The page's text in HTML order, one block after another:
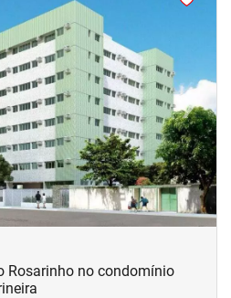
›Next
Rosarinho no condomínio